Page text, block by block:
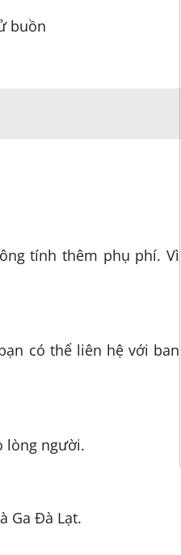
tính thêm phụ phí. Vì
có thể liên hệ với ban
lòng người.
Ga Đà Lạt.